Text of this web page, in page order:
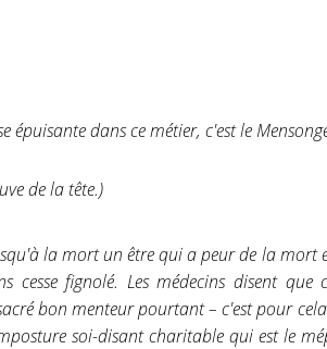
dans ce métier, c'est le
de la tête.)
la mort un être qui a peur de la mort
fignolé. Les médecins disent que
bon menteur pourtant – c'est pour
soi-disant charitable qui est le